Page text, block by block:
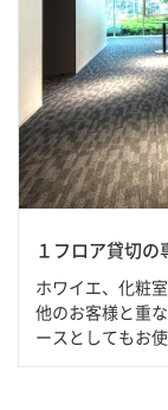
１フロア貸切の
ホワイエ、化粧
他のお客様と重
ースとしてもお